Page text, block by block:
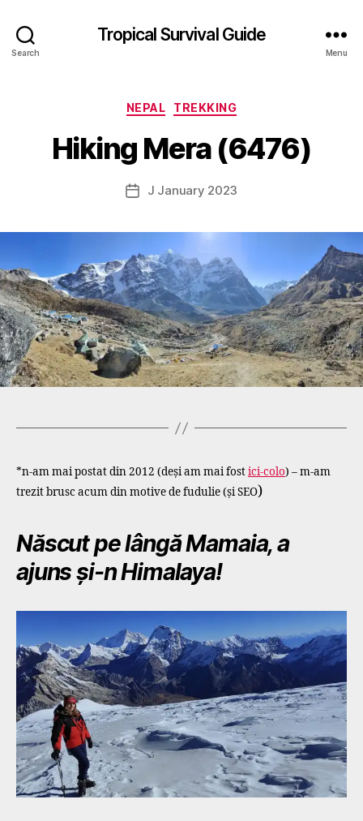
Search
Tropical Survival Guide
Menu
Categories
NEPAL TREKKING
Hiking Mera (6476)
Post
author
g
s
p
d
r
e
PostJ January 2023
*n-am mai postat din 2012 (deși am mai fostici-colo) – m-am
trezit brusc acum din motive de fudulie (și SEO)
Născut pe lângă Mamaia, a
ajuns și-n Himalaya!